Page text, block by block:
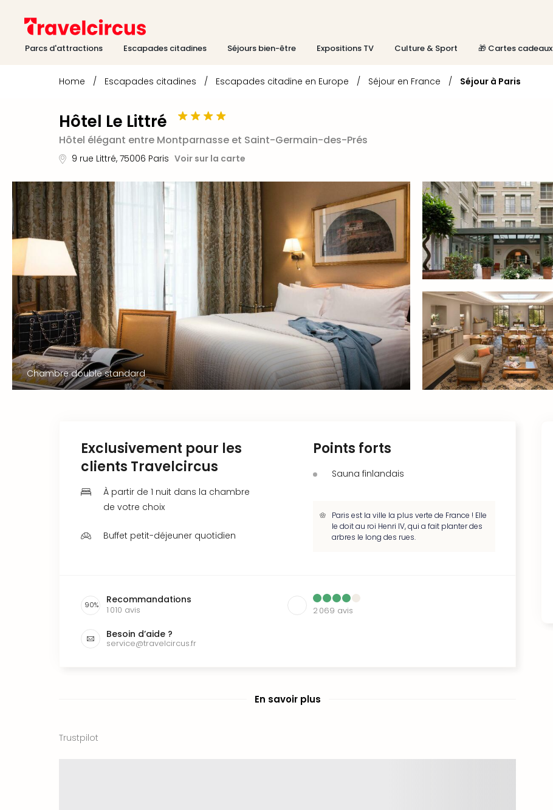
Parcs d'attractions Escapades citadines Séjours bien-être Expositions TV Culture & Sport 🎁 Cartes cadeaux
Home / Escapades citadines / Escapades citadine en Europe / Séjour en France / Séjour à Paris
Hôtel Le Littré
Hôtel élégant entre Montparnasse et Saint-Germain-des-Prés
9 rue Littré, 75006 Paris Voir sur la carte
Chambre double standard
Exclusivement pour les
clients Travelcircus
À partir de 1 nuit dans la chambre
de votre choix
Buffet petit-déjeuner quotidien
Points forts
Sauna finlandais
Paris est la ville la plus verte de France ! Elle
le doit au roi Henri IV, qui a fait planter des
arbres le long des rues.
90% Recommandations
1 010 avis 2 069 avis
Besoin d’aide ?
service@travelcircus.fr
En savoir plus
Trustpilot